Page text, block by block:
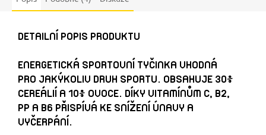
DETAILNÍ POPIS PRODUKTU
ENERGETICKÁ SPORTOVNÍ TYČINKA VHODNÁ
PRO JAKÝKOLIV DRUH SPORTU. OBSAHUJE 30%
CEREÁLIÍ A 10% OVOCE. DÍKY VITAMÍNŮM C, B2,
PP A B6 PŘISPÍVÁ KE SNÍŽENÍ ÚNAVY A
VYČERPÁNÍ.